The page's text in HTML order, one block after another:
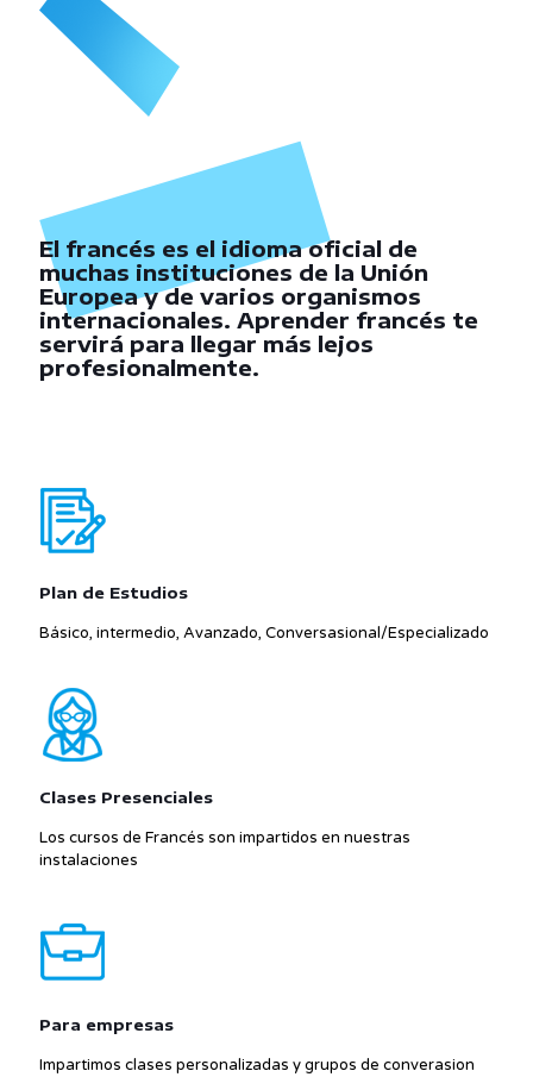
El francés es el idioma oficial de
muchas instituciones de la Unión
Europea y de varios organismos
internacionales. Aprender francés te
servirá para llegar más lejos
profesionalmente.
Plan de Estudios
Básico, intermedio, Avanzado, Conversasional/Especializado
Clases Presenciales
Los cursos de Francés son impartidos en nuestras
instalaciones
Para empresas
Impartimos clases personalizadas y grupos de converasion